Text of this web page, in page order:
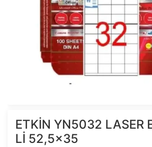
ETKİN YN5032 LASER
Lİ 52,5x35